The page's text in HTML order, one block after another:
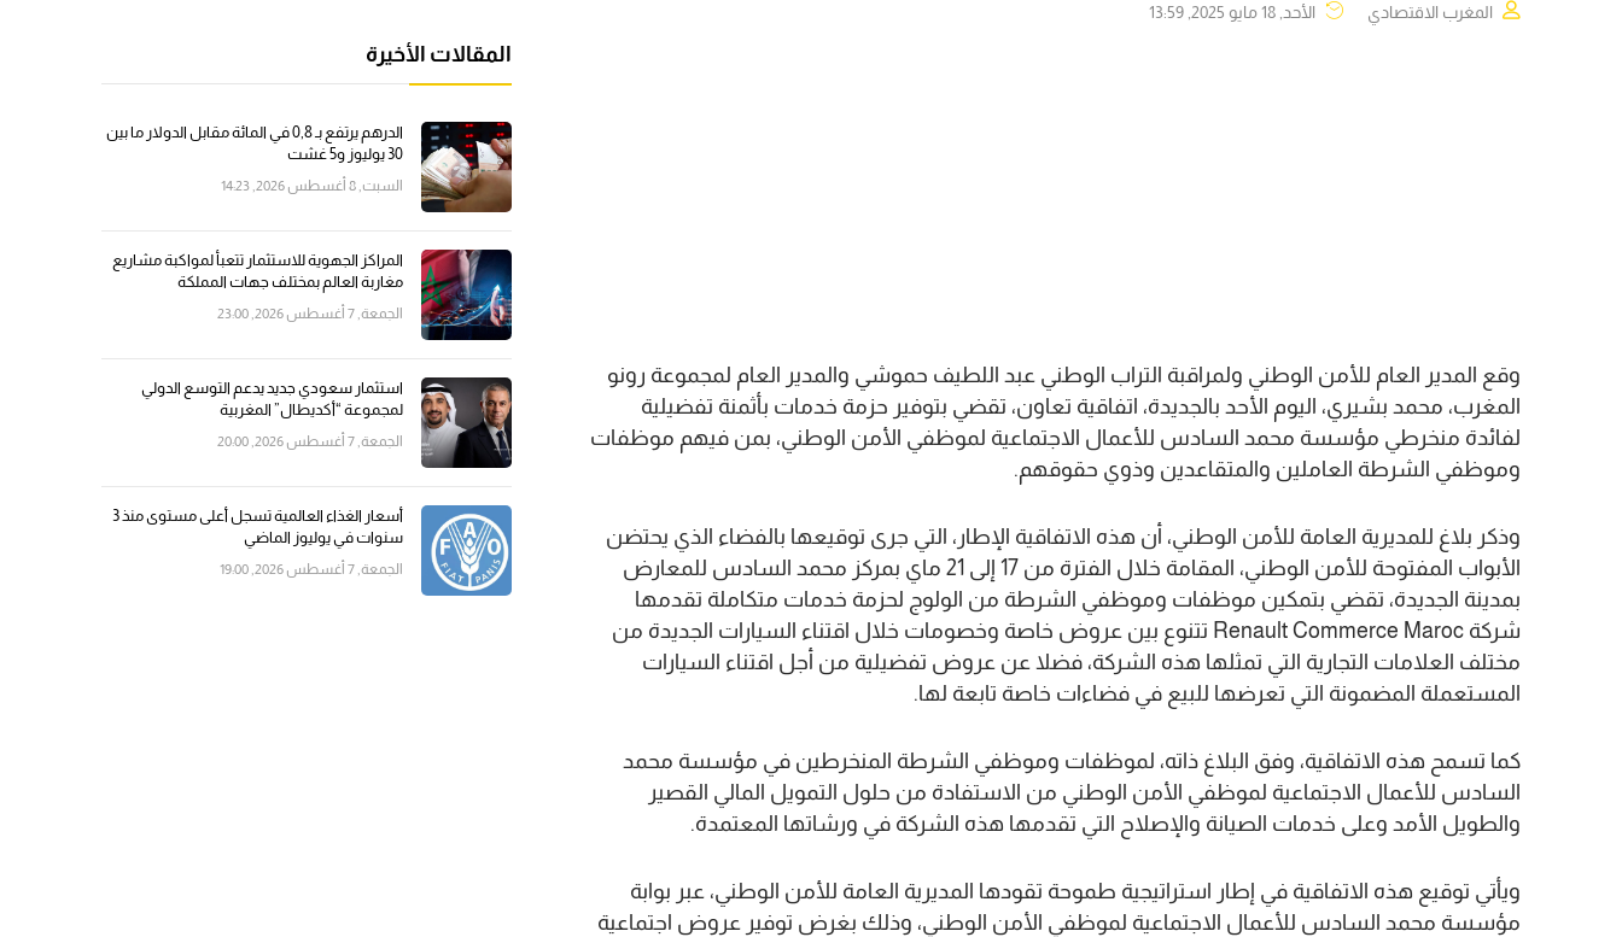
المغرب الاقتصادي الأحد, 18 مايو 2025, 13:59
وقع المدير العام للأمن الوطني ولمراقبة التراب الوطني عبد اللطيف حموشي والمدير العام لمجموعة رونو
المغرب، محمد بشيري، اليوم الأحد بالجديدة، اتفاقية تعاون، تقضي بتوفير حزمة خدمات بأثمنة تفضيلية
لفائدة منخرطي مؤسسة محمد السادس للأعمال الاجتماعية لموظفي الأمن الوطني، بمن فيهم موظفات
وموظفي الشرطة العاملين والمتقاعدين وذوي حقوقهم.
وذكر بلاغ للمديرية العامة للأمن الوطني، أن هذه الاتفاقية الإطار، التي جرى توقيعها بالفضاء الذي يحتضن
الأبواب المفتوحة للأمن الوطني، المقامة خلال الفترة من 17 إلى 21 ماي بمركز محمد السادس للمعارض
بمدينة الجديدة، تقضي بتمكين موظفات وموظفي الشرطة من الولوج لحزمة خدمات متكاملة تقدمها
شركة Renault Commerce Maroc تتنوع بين عروض خاصة وخصومات خلال اقتناء السيارات الجديدة من
مختلف العلامات التجارية التي تمثلها هذه الشركة، فضلا عن عروض تفضيلية من أجل اقتناء السيارات
المستعملة المضمونة التي تعرضها للبيع في فضاءات خاصة تابعة لها.
كما تسمح هذه الاتفاقية، وفق البلاغ ذاته، لموظفات وموظفي الشرطة المنخرطين في مؤسسة محمد
السادس للأعمال الاجتماعية لموظفي الأمن الوطني من الاستفادة من حلول التمويل المالي القصير
والطويل الأمد وعلى خدمات الصيانة والإصلاح التي تقدمها هذه الشركة في ورشاتها المعتمدة.
ويأتي توقيع هذه الاتفاقية في إطار استراتيجية طموحة تقودها المديرية العامة للأمن الوطني، عبر بوابة
مؤسسة محمد السادس للأعمال الاجتماعية لموظفي الأمن الوطني، وذلك بغرض توفير عروض اجتماعية
المقالات الأخيرة
الدرهم يرتفع بـ 0,8 في المائة مقابل الدولار ما بين
30 يوليوز و5 غشت
السبت, 8 أغسطس 2026, 14:23
المراكز الجهوية للاستثمار تتعبأ لمواكبة مشاريع
مغاربة العالم بمختلف جهات المملكة
الجمعة, 7 أغسطس 2026, 23:00
استثمار سعودي جديد يدعم التوسع الدولي
لمجموعة “أكديطال” المغربية
الجمعة, 7 أغسطس 2026, 20:00
أسعار الغذاء العالمية تسجل أعلى مستوى منذ 3
سنوات في يوليوز الماضي
الجمعة, 7 أغسطس 2026, 19:00